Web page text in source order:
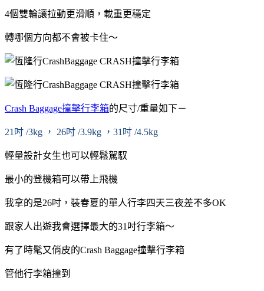
4個雙輪讓拉動更滑順，載重更穩定
轉哪個方向都不會被卡住～
Crash Baggage撞擊行李箱的尺寸/重量如下－
21吋 /3kg ， 26吋 /3.9kg ，31吋 /4.5kg
輕量設計女生也可以輕鬆駕馭
最小的登機箱可以帶上飛機
我拿的是26吋，裝春夏的單人行李四天三夜差不多OK
跟家人出遊我會選擇最大的31吋行李箱～
有了時髦又俏皮的Crash Baggage撞擊行李箱
管他行李箱撞到